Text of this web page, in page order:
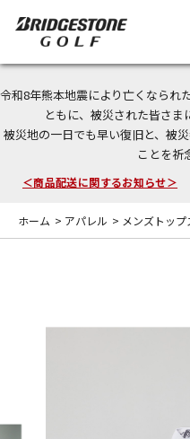
令和8年熊本地震により亡くなられ
ともに、被災された皆さま
被災地の一日でも早い復旧と、被
ことを祈
今なら新規会員登録で1,000円
＜商品配送に関するお知らせ＞
＜夏季休暇中のご注文・発送・お
ホーム > アパレル > メンズトップ